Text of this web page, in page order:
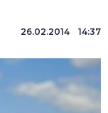
26.02.2014 14:37